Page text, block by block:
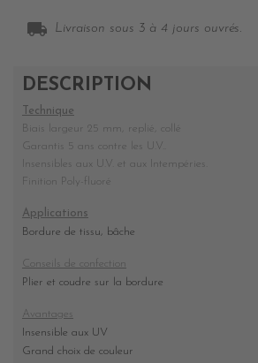
local_shipping Livraison sous 3 à 4 jours ouvrés.
DESCRIPTION
Technique
Biais largeur 25 mm, replié, collé
Garantis 5 ans contre les U.V..
Insensibles aux U.V. et aux Intempéries.
Finition Poly-fluoré
Applications
Bordure de tissu, bâche
Conseils de confection
Plier et coudre sur la bordure
Avantages
Insensible aux UV
Grand choix de couleur